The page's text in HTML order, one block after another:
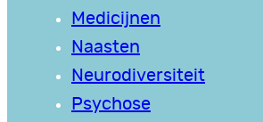
Medicijnen
Naasten
Neurodiversiteit
Psychose